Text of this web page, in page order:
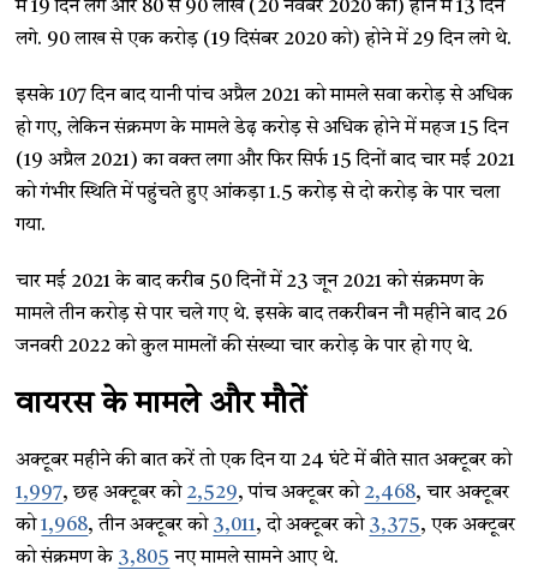
में 19 दिन लगे और 80 से 90 लाख (20 नवंबर 2020 को) होने में 13 दिन
लगे. 90 लाख से एक करोड़ (19 दिसंबर 2020 को) होने में 29 दिन लगे थे.
इसके 107 दिन बाद यानी पांच अप्रैल 2021 को मामले सवा करोड़ से अधिक
हो गए, लेकिन संक्रमण के मामले डेढ़ करोड़ से अधिक होने में महज 15 दिन
(19 अप्रैल 2021) का वक्त लगा और फिर सिर्फ 15 दिनों बाद चार मई 2021
को गंभीर स्थिति में पहुंचते हुए आंकड़ा 1.5 करोड़ से दो करोड़ के पार चला
गया.
चार मई 2021 के बाद करीब 50 दिनों में 23 जून 2021 को संक्रमण के
मामले तीन करोड़ से पार चले गए थे. इसके बाद तकरीबन नौ महीने बाद 26
जनवरी 2022 को कुल मामलों की संख्या चार करोड़ के पार हो गए थे.
वायरस के मामले और मौतें
अक्टूबर महीने की बात करें तो एक दिन या 24 घंटे में बीते सात अक्टूबर को
1,997, छह अक्टूबर को 2,529, पांच अक्टूबर को 2,468, चार अक्टूबर
को1,968, तीन अक्टूबर को 3,011, दो अक्टूबर को 3,375, एक अक्टूबर
को संक्रमण के 3,805 नए मामले सामने आए थे.